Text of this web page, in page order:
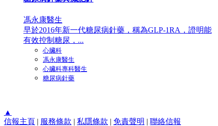
馮永康醫生
早於2016年新一代糖尿病針藥，稱為GLP-1RA，證明能
有效控制糖尿，...
心臟科
馮永康醫生
心臟科專科醫生
糖尿病針藥
▲
信報主頁 | 服務條款 | 私隱條款 | 免責聲明 | 聯絡信報